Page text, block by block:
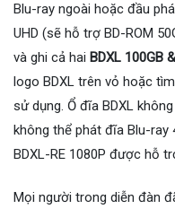
Blu-ray ngoài hoặc đầu
UHD (sẽ hỗ trợ BD-ROM
và ghi cả hai BDXL 100GB
logo BDXL trên vỏ hoặc
sử dụng. Ổ đĩa BDXL
không thể phát đĩa Blu-ray
BDXL-RE 1080P được hỗ
Mọi người trong diễn đàn